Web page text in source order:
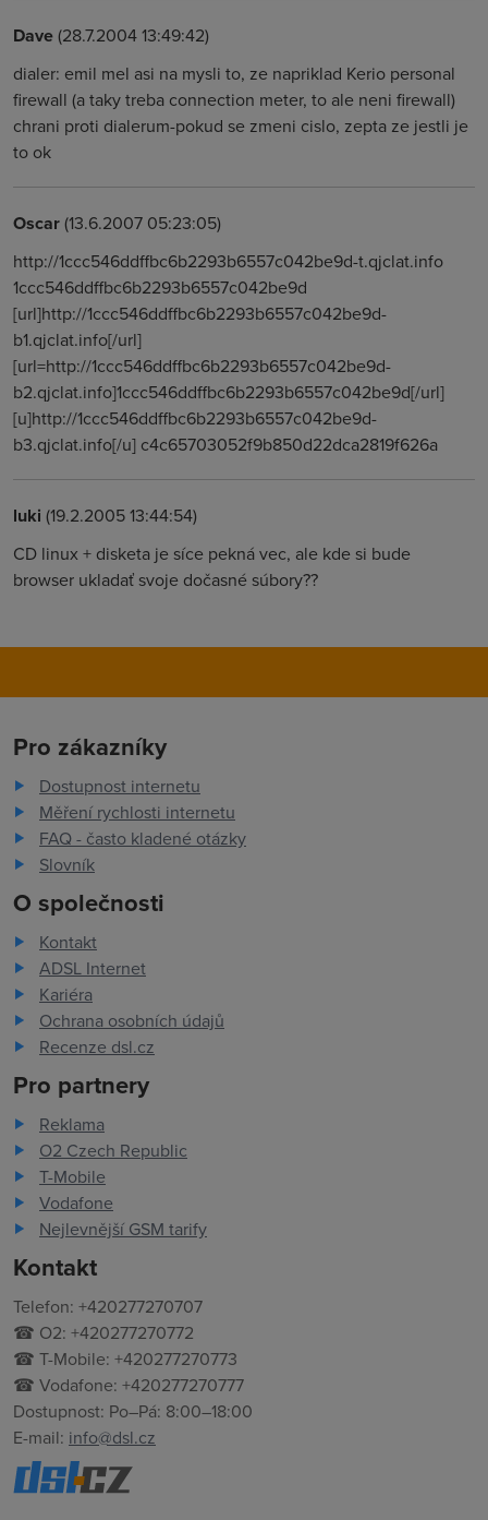
Dave(28.7.2004 13:49:42)
dialer: emil mel asi na mysli to, ze napriklad Kerio personal
firewall (a taky treba connection meter, to ale neni firewall)
chrani proti dialerum-pokud se zmeni cislo, zepta ze jestli je
to ok
Oscar(13.6.2007 05:23:05)
http://1ccc546ddffbc6b2293b6557c042be9d-t.qjclat.info
1ccc546ddffbc6b2293b6557c042be9d
[url]http://1ccc546ddffbc6b2293b6557c042be9d-
b1.qjclat.info[/url]
[url=http://1ccc546ddffbc6b2293b6557c042be9d-
b2.qjclat.info]1ccc546ddffbc6b2293b6557c042be9d[/url]
[u]http://1ccc546ddffbc6b2293b6557c042be9d-
b3.qjclat.info[/u] c4c65703052f9b850d22dca2819f626a
luki (19.2.2005 13:44:54)
CD linux + disketa je síce pekná vec, ale kde si bude
browser ukladať svoje dočasné súbory??
Pro zákazníky
Dostupnost internetu
Měření rychlosti internetu
FAQ - často kladené otázky
Slovník
O společnosti
Kontakt
ADSL Internet
Kariéra
Ochrana osobních údajů
Recenze dsl.cz
Pro partnery
Reklama
O2 Czech Republic
T-Mobile
Vodafone
Nejlevnější GSM tarify
Kontakt
Telefon: +420277270707
☎ O2: +420277270772
☎ T-Mobile: +420277270773
☎ Vodafone: +420277270777
Dostupnost: Po–Pá: 8:00–18:00
E-mail: info@dsl.cz